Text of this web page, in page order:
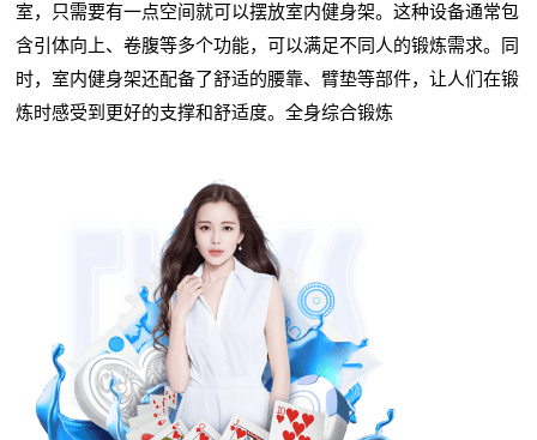
室，只需要有一点空间就可以摆放室内健身架。这种设备通常包
含引体向上、卷腹等多个功能，可以满足不同人的锻炼需求。同
时，室内健身架还配备了舒适的腰靠、臂垫等部件，让人们在锻
炼时感受到更好的支撑和舒适度。全身综合锻炼